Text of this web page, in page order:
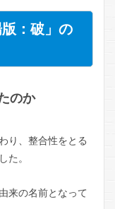
版：破」の
のか
り、整合性をとる
た。
来の名前となって